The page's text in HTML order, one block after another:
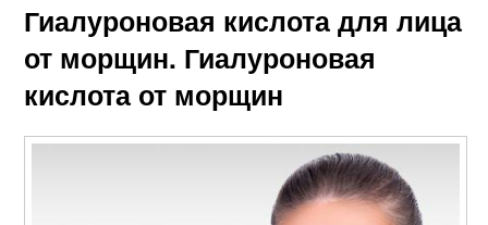
Гиалуроновая кислота для лица
от морщин. Гиалуроновая
кислота от морщин